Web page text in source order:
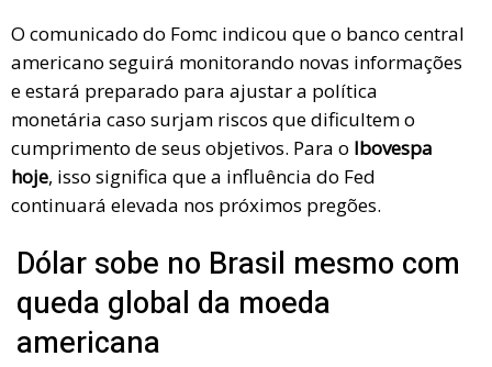
O comunicado do Fomc indicou que o banco central
americano seguirá monitorando novas informações
e estará preparado para ajustar a política
monetária caso surjam riscos que dificultem o
cumprimento de seus objetivos. Para o Ibovespa
hoje, isso significa que a influência do Fed
continuará elevada nos próximos pregões.
Dólar sobe no Brasil mesmo com
queda global da moeda
americana